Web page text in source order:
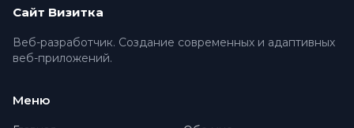
Сайт Визитка
Веб-разработчик. Создание современных и адаптивных
веб-приложений.
Меню